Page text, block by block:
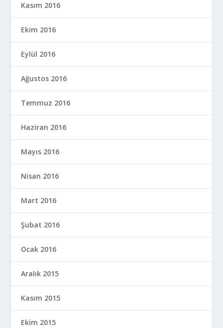
Kasım 2016
Ekim 2016
Eylül 2016
Ağustos 2016
Temmuz 2016
Haziran 2016
Mayıs 2016
Nisan 2016
Mart 2016
Şubat 2016
Ocak 2016
Aralık 2015
Kasım 2015
Ekim 2015